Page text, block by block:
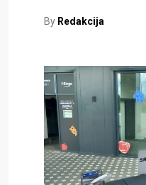
By Redakcija